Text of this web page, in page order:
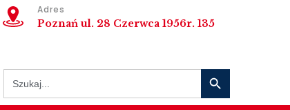
Adres
Poznań ul. 28 Czerwca 1956r. 135
Search
for:
Search Button